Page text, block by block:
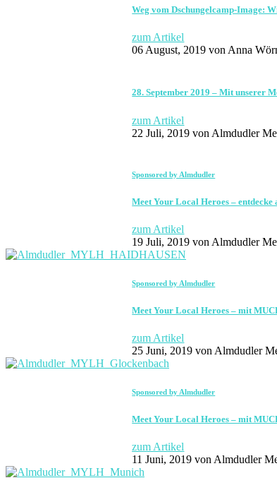
Weg vom Dschungelcamp-Image:
zum Artikel
06 August, 2019 von Anna
28. September 2019 – Mit unserer
zum Artikel
22 Juli, 2019 von Almdudler
Sponsored by Almdudler
Meet Your Local Heroes –
zum Artikel
19 Juli, 2019 von Almdudler
Sponsored by Almdudler
Meet Your Local Heroes – mit
zum Artikel
25 Juni, 2019 von Almdudler
Sponsored by Almdudler
Meet Your Local Heroes – mit
zum Artikel
11 Juni, 2019 von Almdudler